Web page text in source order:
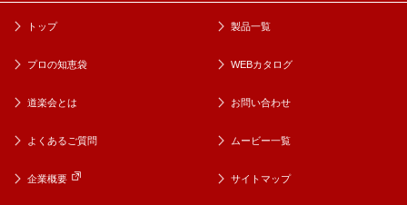
トップ 製品一覧
プロの知恵袋 WEBカタログ
道楽会とは お問い合わせ
よくあるご質問 ムービー一覧
企業概要 サイトマップ